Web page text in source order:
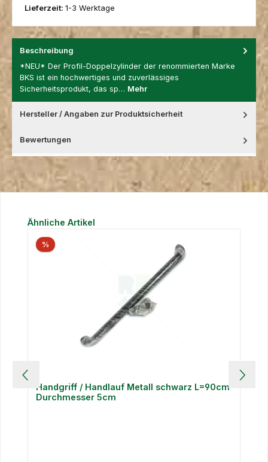
Lieferzeit: 1-3 Werktage
Beschreibung
*NEU* Der Profil-Doppelzylinder der renommierten Marke
BKS ist ein hochwertiges und zuverlässiges
Sicherheitsprodukt, das sp… Mehr
Hersteller / Angaben zur Produktsicherheit
Bewertungen
Produktgalerie überspringen
Ähnliche Artikel
%
Handgriff / Handlauf Metall schwarz L=90cm
Durchmesser 5cm